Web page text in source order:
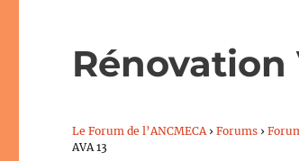
Rénovation
Le Forum de l’ANCMECA › Forums ›
AVA 13